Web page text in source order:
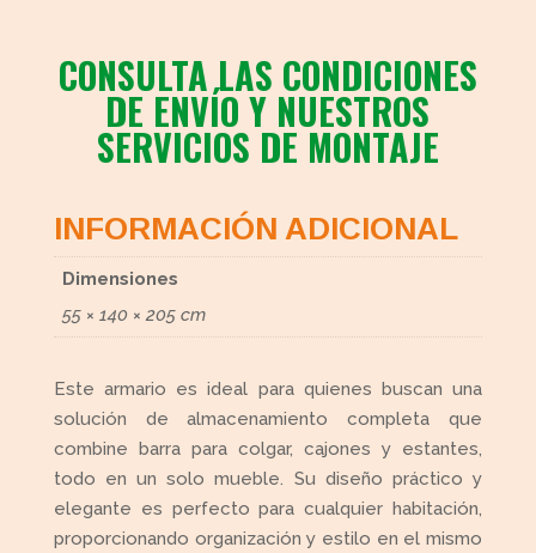
CONSULTA LAS CONDICIONES
DE ENVÍO Y NUESTROS
SERVICIOS DE MONTAJE
INFORMACIÓN ADICIONAL
Dimensiones
55 × 140 × 205 cm
Este armario es ideal para quienes buscan una
solución de almacenamiento completa que
combine barra para colgar, cajones y estantes,
todo en un solo mueble. Su diseño práctico y
elegante es perfecto para cualquier habitación,
proporcionando organización y estilo en el mismo